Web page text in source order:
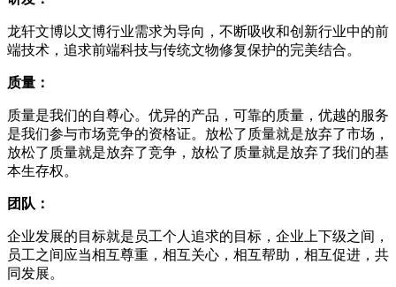
龙轩文博以文博行业需求为导向，不断吸收和创新行业中的前
端技术，追求前端科技与传统文物修复保护的完美结合。
质量：
质量是我们的自尊心。优异的产品，可靠的质量，优越的服务
是我们参与市场竞争的资格证。放松了质量就是放弃了市场，
放松了质量就是放弃了竞争，放松了质量就是放弃了我们的基
本生存权。
团队：
企业发展的目标就是员工个人追求的目标，企业上下级之间，
员工之间应当相互尊重，相互关心，相互帮助，相互促进，共
同发展。